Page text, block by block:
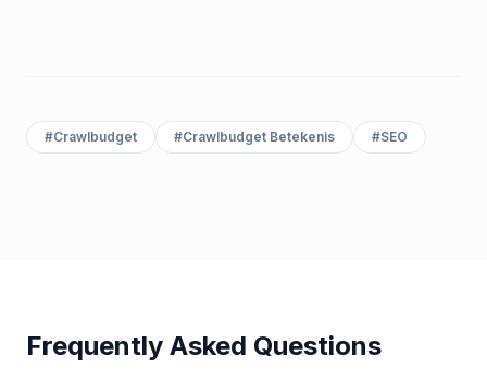
#Crawlbudget #Crawlbudget Betekenis #SEO
Frequently Asked Questions